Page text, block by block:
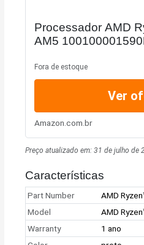
Processador AMD
AM5
Fora de estoque
Ver
Amazon.com.br
Preço atualizado em:31 de julho de
Características
Part Number
AMD
Model
AMD
Warranty
1 ano